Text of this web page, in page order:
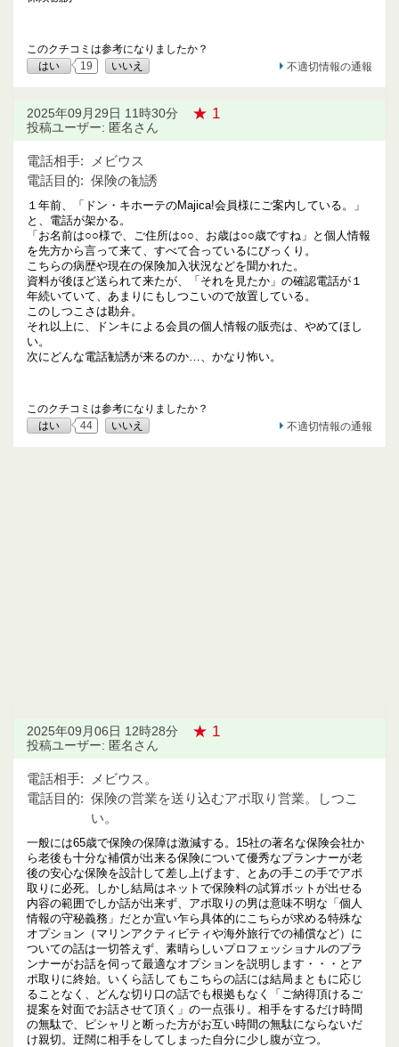
このクチコミは参考になりましたか？
はい
19 いいえ 不適切情報の通報
2025年09月29日 11時30分 ★ 1
投稿ユーザー: 匿名さん
電話相手:
メビウス
電話目的: 保険の勧誘
１年前、「ドン・キホーテのMajica!会員様にご案内している。」
と、電話が架かる。
「お名前は○○様で、ご住所は○○、お歳は○○歳ですね」と個人情報
を先方から言って来て、すべて合っているにびっくり。
こちらの病歴や現在の保険加入状況などを聞かれた。
資料が後ほど送られて来たが、「それを見たか」の確認電話が１
年続いていて、あまりにもしつこいので放置している。
このしつこさは勘弁。
それ以上に、ドンキによる会員の個人情報の販売は、やめてほし
い。
次にどんな電話勧誘が来るのか…、かなり怖い。
このクチコミは参考になりましたか？
はい
44 いいえ 不適切情報の通報
2025年09月06日 12時28分 ★ 1
投稿ユーザー: 匿名さん
電話相手:
メビウス。
電話目的: 保険の営業を送り込むアポ取り営業。しつこ
い。
一般には65歳で保険の保障は激減する。15社の著名な保険会社か
ら老後も十分な補償が出来る保険について優秀なプランナーが老
後の安心な保険を設計して差し上げます、とあの手この手でアポ
取りに必死。しかし結局はネットで保険料の試算ボットが出せる
内容の範囲でしか話が出来ず、アポ取りの男は意味不明な「個人
情報の守秘義務」だとか宣い乍ら具体的にこちらが求める特殊な
オプション（マリンアクティビティや海外旅行での補償など）に
ついての話は一切答えず、素晴らしいプロフェッショナルのプラ
ンナーがお話を伺って最適なオプションを説明します・・・とア
ポ取りに終始。いくら話してもこちらの話には結局まともに応じ
ることなく、どんな切り口の話でも根拠もなく「ご納得頂けるご
提案を対面でお話させて頂く」の一点張り。相手をするだけ時間
の無駄で、ピシャリと断った方がお互い時間の無駄にならないだ
け親切。迂闊に相手をしてしまった自分に少し腹が立つ。